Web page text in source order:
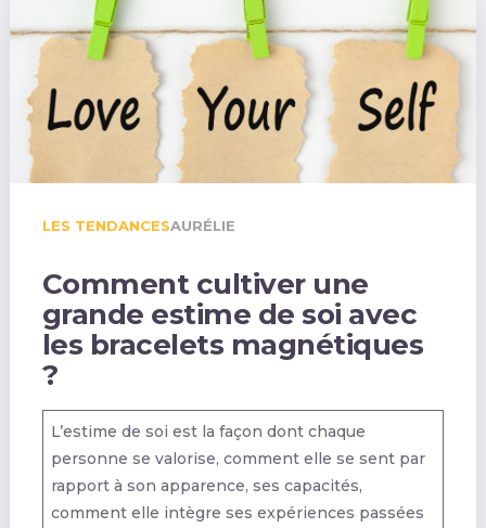
LES TENDANCESAURÉLIE
Comment cultiver une
grande estime de soi avec
les bracelets magnétiques
?
L’estime de soi est la façon dont chaque
personne se valorise, comment elle se sent par
rapport à son apparence, ses capacités,
comment elle intègre ses expériences passées